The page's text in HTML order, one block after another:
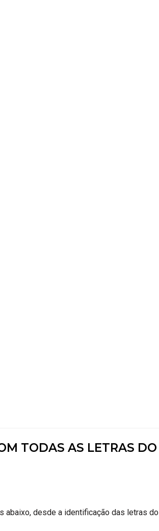
TODAS AS LETRAS DO
abaixo, desde a identificação das letras do